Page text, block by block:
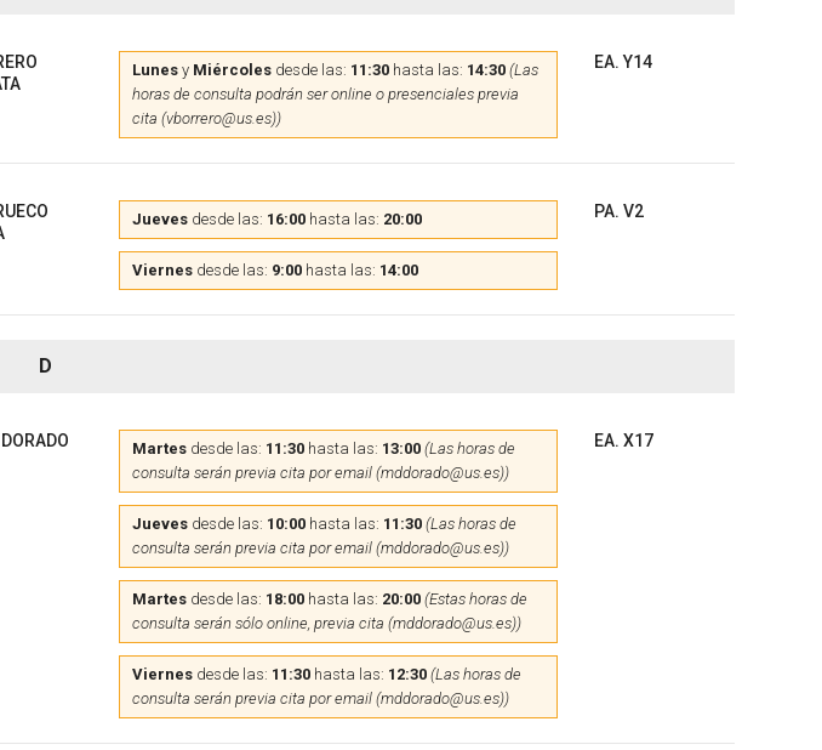
Lunesy Miércolesdesde las: 11:30hasta las: 14:30 (Las
horas de consulta podrán ser online o presenciales previa
cita (vborrero@us.es))
EA. Y14
Juevesdesde las: 16:00hasta las: 20:00
Viernesdesde las: 9:00hasta las: 14:00
PA. V2
D
Martesdesde las: 11:30hasta las: 13:00 (Las horas de
consulta serán previa cita por email (mddorado@us.es))
Juevesdesde las: 10:00hasta las: 11:30 (Las horas de
consulta serán previa cita por email (mddorado@us.es))
Martesdesde las: 18:00hasta las: 20:00 (Estas horas de
consulta serán sólo online, previa cita (mddorado@us.es))
Viernesdesde las: 11:30hasta las: 12:30 (Las horas de
consulta serán previa cita por email (mddorado@us.es))
EA. X17